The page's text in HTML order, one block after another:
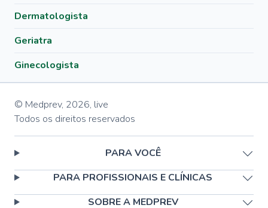
Dermatologista
Geriatra
Ginecologista
© Medprev, 2026, live
Todos os direitos reservados
PARA VOCÊ
PARA PROFISSIONAIS E CLÍNICAS
SOBRE A MEDPREV